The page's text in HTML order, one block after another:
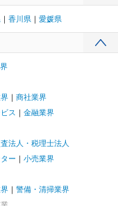
香川県 愛媛県
商社業界
ス
金融業界
法人・税理士法人
ー
小売業界
警備・清掃業界